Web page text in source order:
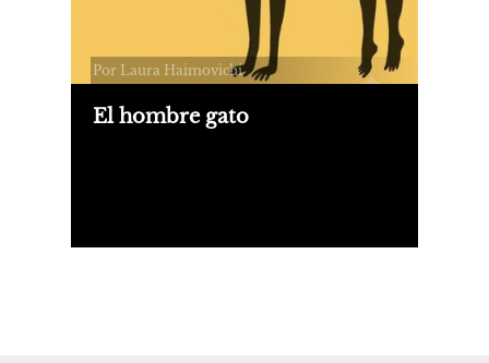
Por Laura Haimovichi
El hombre gato
para su novela "Caracat".